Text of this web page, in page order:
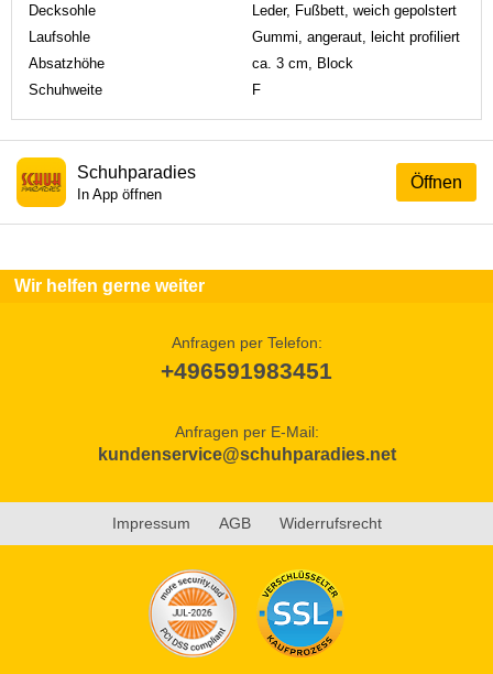
Decksohle
Leder, Fußbett, weich gepolstert
Laufsohle
Gummi, angeraut, leicht profiliert
Absatzhöhe
ca. 3 cm, Block
Schuhweite
F
Öffnen
Schuhparadies
In App öffnen
Wir helfen gerne weiter
Anfragen per Telefon:
+496591983451
Anfragen per E-Mail:
kundenservice@schuhparadies.net
Impressum AGB Widerrufsrecht